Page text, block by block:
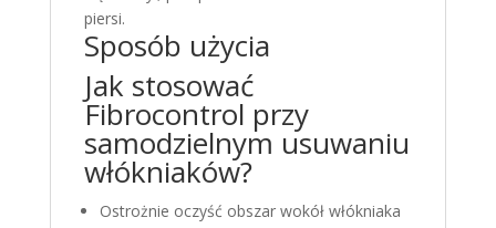
piersi.
Sposób użycia
Jak stosować
Fibrocontrol przy
samodzielnym usuwaniu
włókniaków?
Ostrożnie oczyść obszar wokół włókniaka